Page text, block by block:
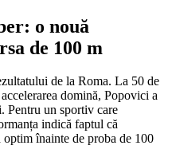
o nouă
de 100 m
de la Roma. La 50 de
domină, Popovici a
Pentru un sportiv care
indică faptul că
înainte de proba de 100